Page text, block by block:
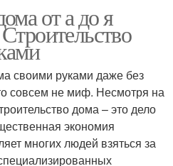
от а до я
своими руками даже без
совсем не миф. Несмотря на
дома – это дело
экономия
многих людей взяться за